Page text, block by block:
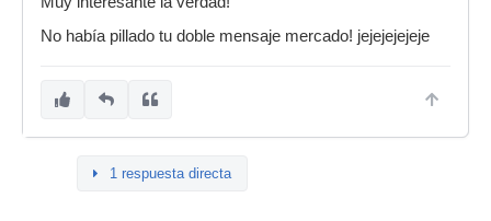
No había pillado tu doble mensaje mercado! jejejejejeje
1 respuesta directa